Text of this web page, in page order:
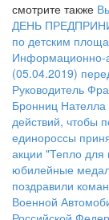
смотрите также
ДЕНЬ
по детским
Информационно-
(05.04.2019)
Руководитель
Бронниц Нателла
действий, чтобы
единороссы
акции "Тепло для
юбилейные
поздравили
Военной